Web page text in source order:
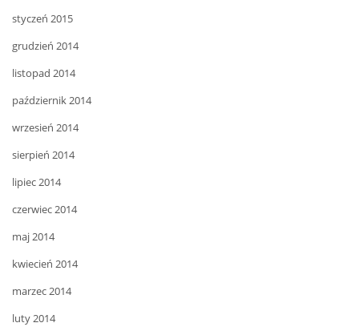
styczeń 2015
grudzień 2014
listopad 2014
październik 2014
wrzesień 2014
sierpień 2014
lipiec 2014
czerwiec 2014
maj 2014
kwiecień 2014
marzec 2014
luty 2014